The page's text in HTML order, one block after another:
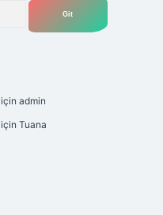
için admin
için Tuana